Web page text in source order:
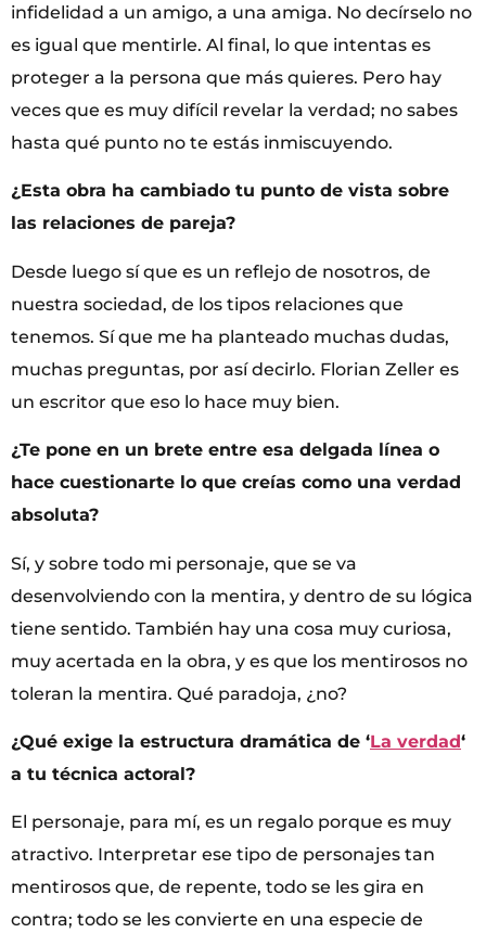
infidelidad a un amigo, a una amiga. No decírselo no
es igual que mentirle. Al final, lo que intentas es
proteger a la persona que más quieres. Pero hay
veces que es muy difícil revelar la verdad; no sabes
hasta qué punto no te estás inmiscuyendo.
¿Esta obra ha cambiado tu punto de vista sobre
las relaciones de pareja?
Desde luego sí que es un reflejo de nosotros, de
nuestra sociedad, de los tipos relaciones que
tenemos. Sí que me ha planteado muchas dudas,
muchas preguntas, por así decirlo. Florian Zeller es
un escritor que eso lo hace muy bien.
¿Te pone en un brete entre esa delgada línea o
hace cuestionarte lo que creías como una verdad
absoluta?
Sí, y sobre todo mi personaje, que se va
desenvolviendo con la mentira, y dentro de su lógica
tiene sentido. También hay una cosa muy curiosa,
muy acertada en la obra, y es que los mentirosos no
toleran la mentira. Qué paradoja, ¿no?
¿Qué exige la estructura dramática de ‘La verdad‘
a tu técnica actoral?
El personaje, para mí, es un regalo porque es muy
atractivo. Interpretar ese tipo de personajes tan
mentirosos que, de repente, todo se les gira en
contra; todo se les convierte en una especie de